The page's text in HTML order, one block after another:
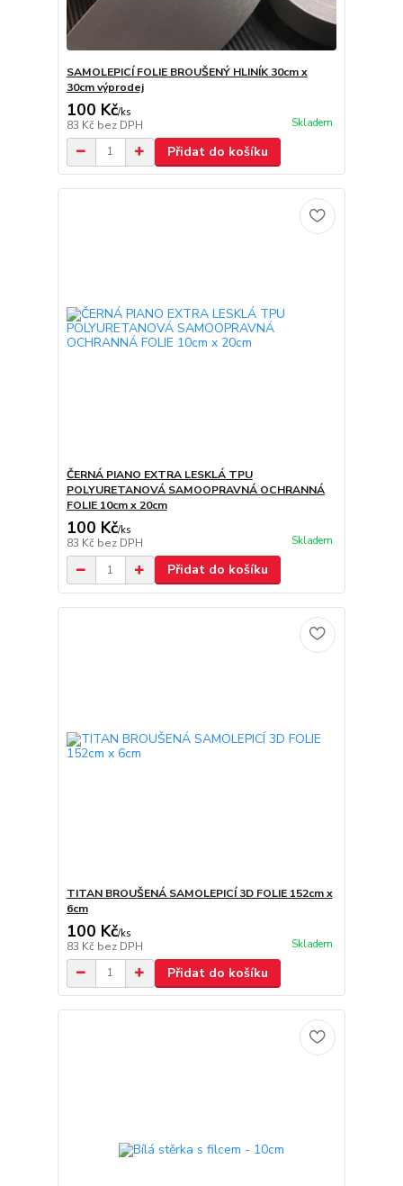
SAMOLEPICÍ FOLIE BROUŠENÝ HLINÍK 30cm x
30cm výprodej
100 Kč/ks
83 Kč bez DPH Skladem
Přidat do košíku
ČERNÁ PIANO EXTRA LESKLÁ TPU
POLYURETANOVÁ SAMOOPRAVNÁ OCHRANNÁ
FOLIE 10cm x 20cm
100 Kč/ks
83 Kč bez DPH Skladem
Přidat do košíku
TITAN BROUŠENÁ SAMOLEPICÍ 3D FOLIE 152cm x
6cm
100 Kč/ks
83 Kč bez DPH Skladem
Přidat do košíku